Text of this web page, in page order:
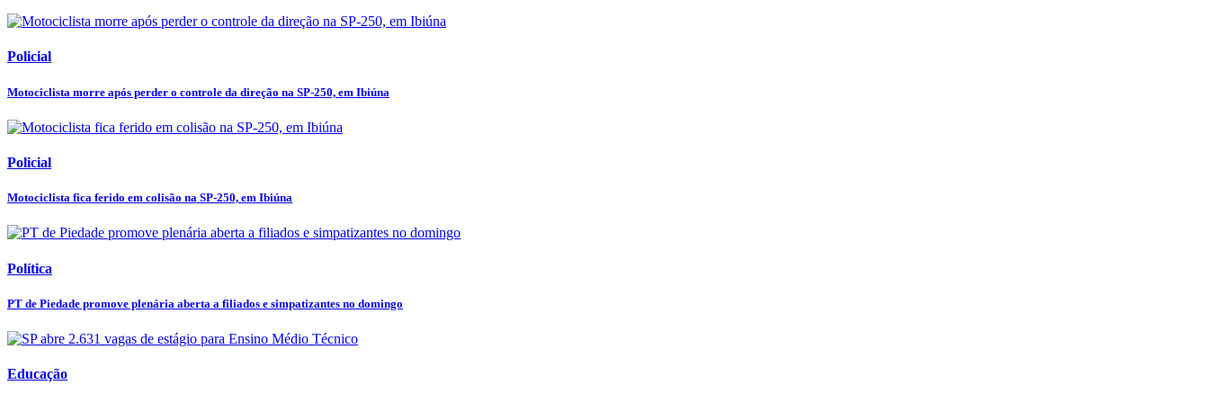
Policial
Motociclista morre após perder o controle da direção na SP-250, em Ibiúna
Policial
Motociclista fica ferido em colisão na SP-250, em Ibiúna
Política
PT de Piedade promove plenária aberta a filiados e simpatizantes no domingo
Educação